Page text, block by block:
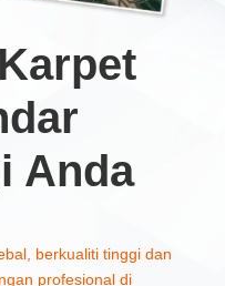
Anda
berkualiti tinggi dan
profesional di